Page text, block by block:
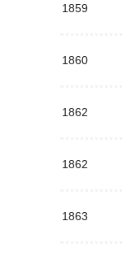
1859
1860
1862
1862
1863